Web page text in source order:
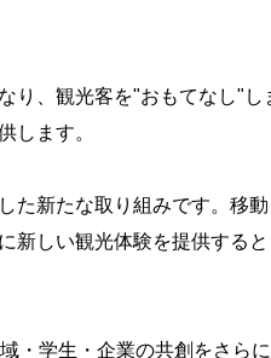
り、観光客を"おもてなし"し
します。
新たな取り組みです。移
新しい観光体験を提供する
・学生・企業の共創をさら